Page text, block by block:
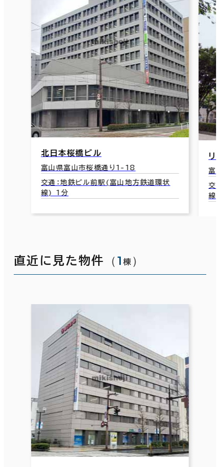
山地方鉄道環状
リアライズ富山城址公園ビル
富山県富山市総曲輪1-5-24
交通：国際会議場前駅(富山地方鉄
直近に見た物件 （1 棟 ）